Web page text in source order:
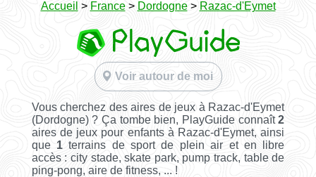
Accueil > France> Dordogne> Razac-d'Eymet
Voir autour de moi
Vous cherchez des aires de jeux à Razac-d'Eymet
(Dordogne) ? Ça tombe bien, PlayGuide connaît2
aires de jeux pour enfants à Razac-d'Eymet, ainsi
que 1 terrains de sport de plein air et en libre
accès : city stade, skate park, pump track, table de
ping-pong, aire de fitness, ... !